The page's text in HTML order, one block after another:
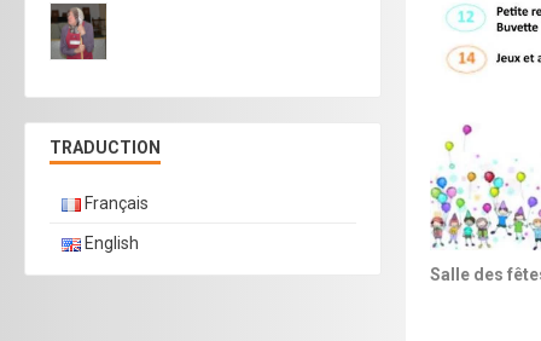
Salle des
TRADUCTION
Français
English